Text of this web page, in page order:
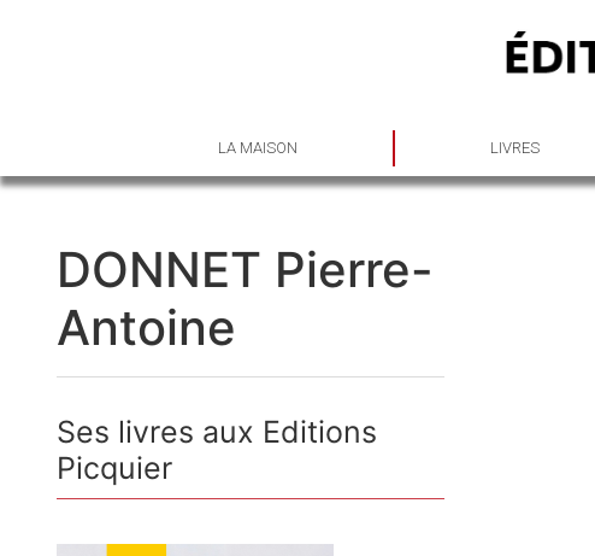
LA MAISON LIVRES
DONNET Pierre-
Antoine
Ses livres aux Editions
Picquier